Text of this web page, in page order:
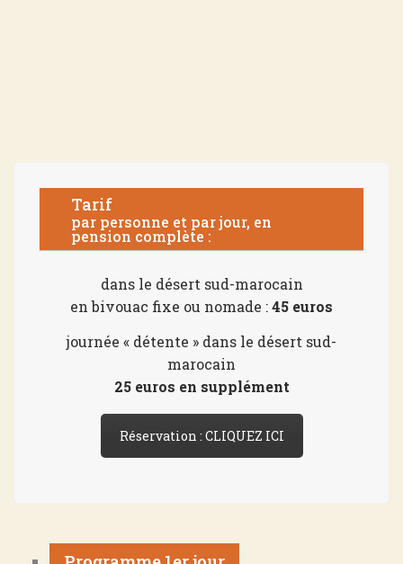
Tarif
par personne et par jour, en
pension complète :
dans le désert sud-marocain
en bivouac fixe ou nomade :45 euros
journée « détente » dans le désert sud-
marocain
25 euros en supplément
Réservation : CLIQUEZ ICI